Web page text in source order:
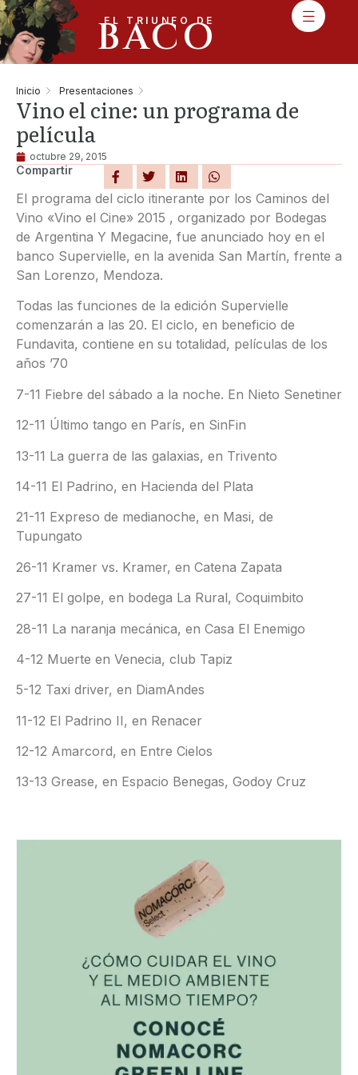
EL TRIUNFO DE
BACO
Inicio Presentaciones
Vino el cine: un programa de
película
octubre 29, 2015
Compartir
El programa del ciclo itinerante por los Caminos del
Vino «Vino el Cine» 2015 , organizado por Bodegas
de Argentina Y Megacine, fue anunciado hoy en el
banco Supervielle, en la avenida San Martín, frente a
San Lorenzo, Mendoza.
Todas las funciones de la edición Supervielle
comenzarán a las 20. El ciclo, en beneficio de
Fundavita, contiene en su totalidad, películas de los
años ’70
7-11 Fiebre del sábado a la noche. En Nieto Senetiner
12-11 Último tango en París, en SinFin
13-11 La guerra de las galaxias, en Trivento
14-11 El Padrino, en Hacienda del Plata
21-11 Expreso de medianoche, en Masi, de
Tupungato
26-11 Kramer vs. Kramer, en Catena Zapata
27-11 El golpe, en bodega La Rural, Coquimbito
28-11 La naranja mecánica, en Casa El Enemigo
4-12 Muerte en Venecia, club Tapiz
5-12 Taxi driver, en DiamAndes
11-12 El Padrino II, en Renacer
12-12 Amarcord, en Entre Cielos
13-13 Grease, en Espacio Benegas, Godoy Cruz